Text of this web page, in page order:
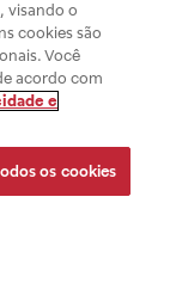
visando o
cookies são
Você
acordo com
e
os cookies